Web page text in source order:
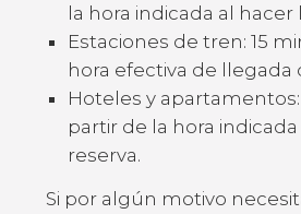
la hora indicada al hacer
Estaciones de tren: 15
hora efectiva de llegada
Hoteles y apartamentos:
partir de la hora
reserva.
Si por algún motivo